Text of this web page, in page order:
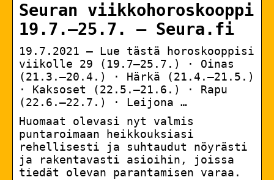
Seuran viikkohoroskooppi
19.7.–25.7. – Seura.fi
19.7.2021 — Lue tästä horoskooppisi
viikolle 29 (19.7–25.7.) · Oinas
(21.3.–20.4.) · Härkä (21.4.–21.5.)
· Kaksoset (22.5.–21.6.) · Rapu
(22.6.–22.7.) · Leijona …
Huomaat olevasi nyt valmis
puntaroimaan heikkouksiasi
rehellisesti ja suhtaudut nöyrästi
ja rakentavasti asioihin, joissa
tiedät olevan parantamisen varaa.